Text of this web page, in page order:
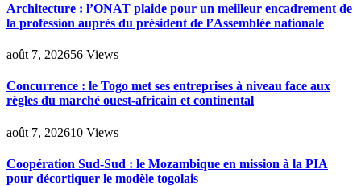
Architecture : l’ONAT plaide pour un meilleur encadrement de
la profession auprès du président de l’Assemblée nationale
août 7, 202656 Views
Concurrence : le Togo met ses entreprises à niveau face aux
règles du marché ouest-africain et continental
août 7, 202610 Views
Coopération Sud-Sud : le Mozambique en mission à la PIA
pour décortiquer le modèle togolais